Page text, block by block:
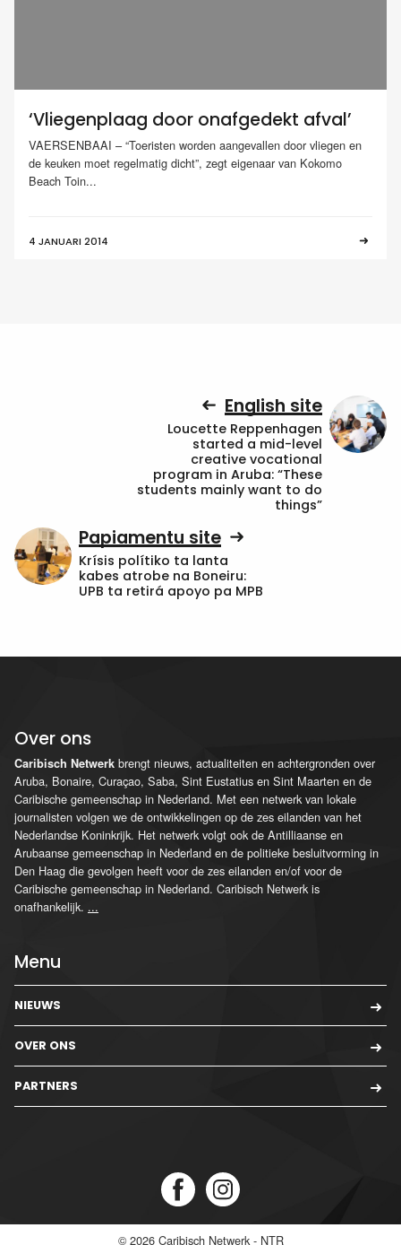
‘Vliegenplaag door onafgedekt afval’
VAERSENBAAI – “Toeristen worden aangevallen door vliegen en
de keuken moet regelmatig dicht”, zegt eigenaar van Kokomo
Beach Toin...
4 JANUARI 2014
English site
Loucette Reppenhagen
started a mid-level
creative vocational
program in Aruba: “These
students mainly want to do
things”
Papiamentu site
Krísis polítiko ta lanta
kabes atrobe na Boneiru:
UPB ta retirá apoyo pa MPB
Over ons
Caribisch Netwerk brengt nieuws, actualiteiten en achtergronden over
Aruba, Bonaire, Curaçao, Saba, Sint Eustatius en Sint Maarten en de
Caribische gemeenschap in Nederland. Met een netwerk van lokale
journalisten volgen we de ontwikkelingen op de zes eilanden van het
Nederlandse Koninkrijk. Het netwerk volgt ook de Antilliaanse en
Arubaanse gemeenschap in Nederland en de politieke besluitvorming in
Den Haag die gevolgen heeft voor de zes eilanden en/of voor de
Caribische gemeenschap in Nederland. Caribisch Netwerk is
onafhankelijk. ...
Menu
NIEUWS
OVER ONS
PARTNERS
© 2026 Caribisch Netwerk - NTR